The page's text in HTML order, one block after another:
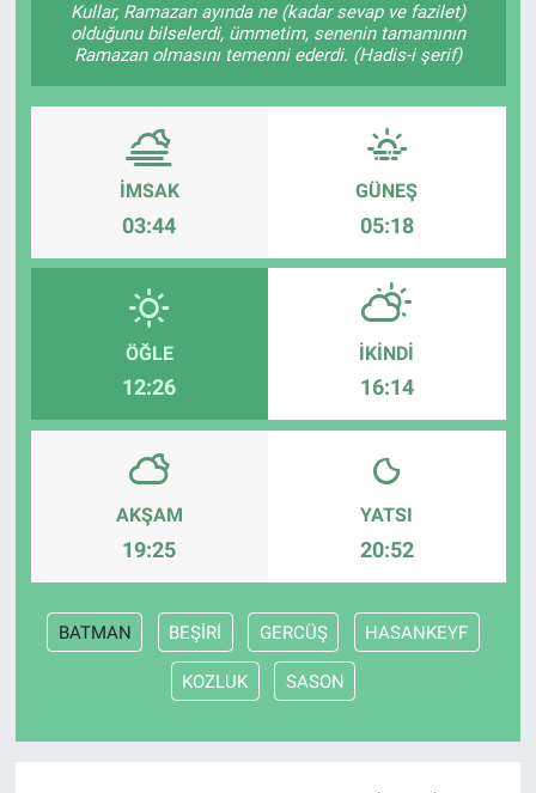
Kullar, Ramazan ayında ne (kadar sevap ve fazilet)
olduğunu bilselerdi, ümmetim, senenin tamamının
Ramazan olmasını temenni ederdi. (Hadis-i şerif)
İMSAK
03:44
GÜNEŞ
05:18
ÖĞLE
12:26
İKINDI
16:14
AKŞAM
19:25
YATSI
20:52
BATMAN BEŞİRİ GERCÜŞ HASANKEYF
KOZLUK SASON
Sağlık
Spor
Teknoloji
Tv Medya
KÜLTÜR SANAT